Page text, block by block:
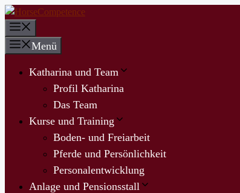
Zum
Inhalt
springenMenü
Katharina und Team
Profil Katharina
Das Team
Kurse und Training
Boden- und Freiarbeit
Pferde und Persönlichkeit
Personalentwicklung
Anlage und Pensionsstall